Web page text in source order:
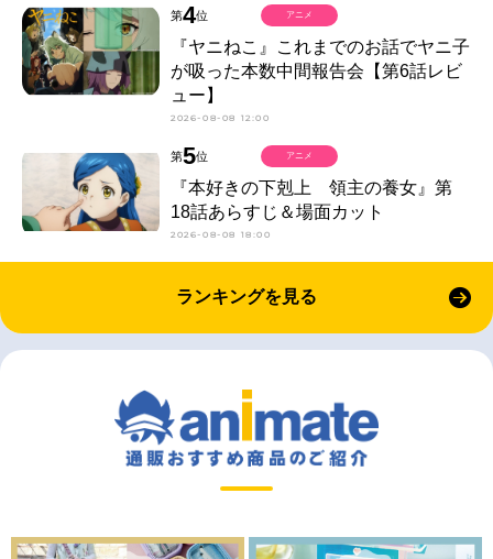
第4位
『ヤニねこ』これまでのお話でヤニ子
が吸った本数中間報告会【第6話レビ
ュー】
2026-08-08 12:00
アニメ
第5位
『本好きの下剋上 領主の養女』第
18話あらすじ＆場面カット
2026-08-08 18:00
アニメ
ランキングを見る